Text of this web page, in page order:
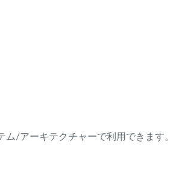
/アーキテクチャーで利用できます。